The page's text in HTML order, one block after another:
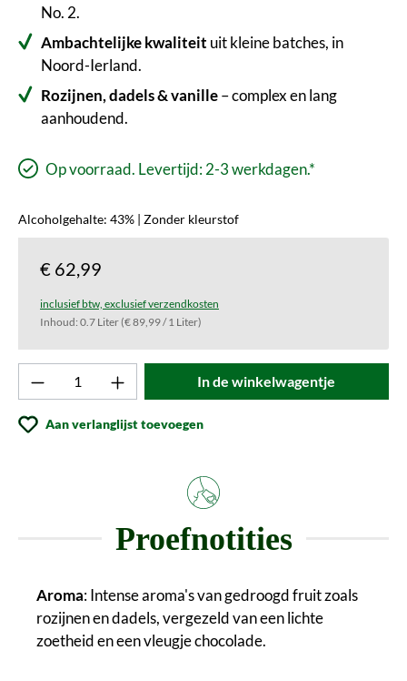
No. 2.
Ambachtelijke kwaliteit uit kleine batches, in
Noord-Ierland.
Rozijnen, dadels & vanille– complex en lang
aanhoudend.
Op voorraad. Levertijd: 2-3 werkdagen.*
Alcoholgehalte: 43% | Zonder kleurstof
€ 62,99
inclusief btw, exclusief verzendkosten
Inhoud: 0.7 Liter(€ 89,99 / 1 Liter)
Product aantal: Voer de gewenste waarde
In de winkelwagentje
Aan verlanglijst toevoegen
Proefnotities
Aroma: Intense aroma's van gedroogd fruit zoals
rozijnen en dadels, vergezeld van een lichte
zoetheid en een vleugje chocolade.